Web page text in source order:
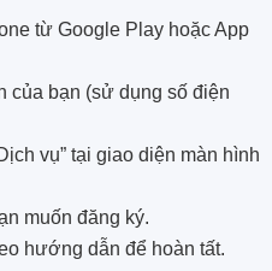
từ Google Play hoặc App
của bạn (sử dụng số điện
vụ” tại giao diện màn hình
muốn đăng ký.
hướng dẫn để hoàn tất.